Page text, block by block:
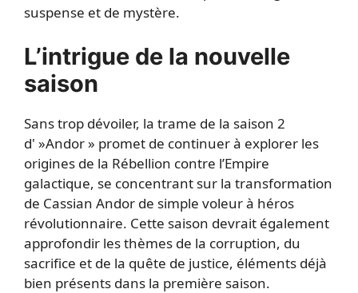
suspense et de mystère.
L’intrigue de la nouvelle
saison
Sans trop dévoiler, la trame de la saison 2
d' »Andor » promet de continuer à explorer les
origines de la Rébellion contre l’Empire
galactique, se concentrant sur la transformation
de Cassian Andor de simple voleur à héros
révolutionnaire. Cette saison devrait également
approfondir les thèmes de la corruption, du
sacrifice et de la quête de justice, éléments déjà
bien présents dans la première saison.